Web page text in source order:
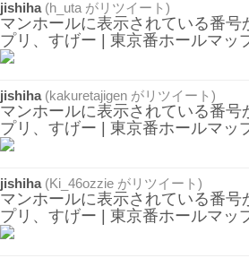
jishiha(h_uta がリツイート)
マンホールに表示されている番
プリ、すげー | 東京番ホールマッ
jishiha(kakuretajigen がリツイート)
マンホールに表示されている番
プリ、すげー | 東京番ホールマッ
jishiha(Ki_46ozzie がリツイート)
マンホールに表示されている番
プリ、すげー | 東京番ホールマッ